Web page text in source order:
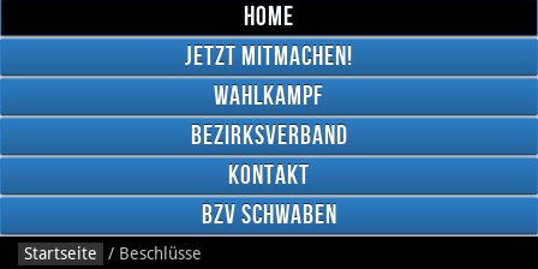
Home
Jetzt mitmachen!
Wahlkampf
Bezirksverband
Kontakt
BzV Schwaben
Startseite / Beschlüsse